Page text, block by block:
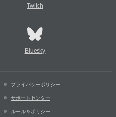
Twitch
Bluesky
プライバシーポリシー
サポートセンター
ルール＆ポリシー